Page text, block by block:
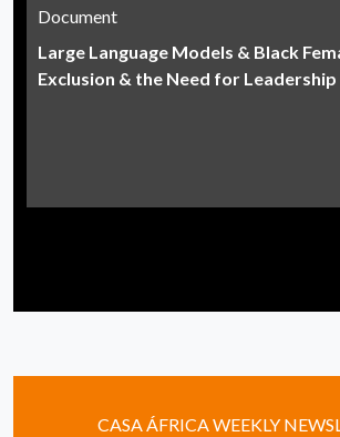
Document
Large Language Models & Black
Exclusion & the Need for
CASA ÁFRICA WEEKLY